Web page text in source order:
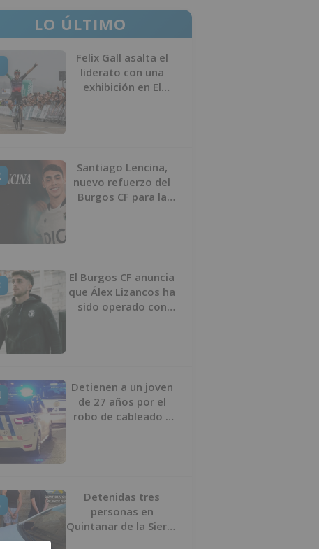
LO ÚLTIMO
Felix Gall asalta el
liderato con una
exhibición en El
Santiago Lencina,
nuevo refuerzo del
Burgos CF para la
El Burgos CF anuncia
que Álex Lizancos ha
sido operado con
Detienen a un joven
de 27 años por el
robo de cableado y
Detenidas tres
personas en
Quintanar de la Sierra